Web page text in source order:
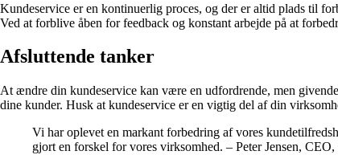
Kundeservice er en kontinuerlig proces, og der er altid plads til
Ved at forblive åben for feedback og konstant arbejde på at
Afsluttende tanker
At ændre din kundeservice kan være en udfordrende, men
dine kunder. Husk at kundeservice er en vigtig del af din
Vi har oplevet en markant forbedring af vores
gjort en forskel for vores virksomhed. – Peter Jensen,